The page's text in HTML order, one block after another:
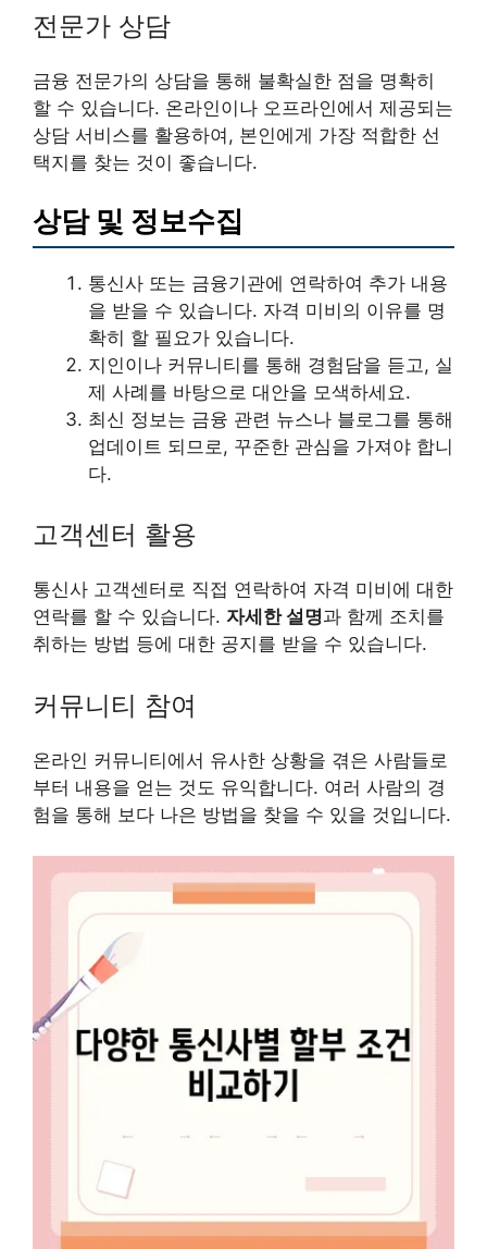
전문가 상담
금융 전문가의 상담을 통해 불확실한 점을 명확히
할 수 있습니다. 온라인이나 오프라인에서 제공되는
상담 서비스를 활용하여, 본인에게 가장 적합한 선
택지를 찾는 것이 좋습니다.
상담 및 정보수집
통신사 또는 금융기관에 연락하여 추가 내용
을 받을 수 있습니다. 자격 미비의 이유를 명
확히 할 필요가 있습니다.
지인이나 커뮤니티를 통해 경험담을 듣고, 실
제 사례를 바탕으로 대안을 모색하세요.
최신 정보는 금융 관련 뉴스나 블로그를 통해
업데이트 되므로, 꾸준한 관심을 가져야 합니
다.
고객센터 활용
통신사 고객센터로 직접 연락하여 자격 미비에 대한
연락를 할 수 있습니다. 자세한 설명과 함께 조치를
취하는 방법 등에 대한 공지를 받을 수 있습니다.
커뮤니티 참여
온라인 커뮤니티에서 유사한 상황을 겪은 사람들로
부터 내용을 얻는 것도 유익합니다. 여러 사람의 경
험을 통해 보다 나은 방법을 찾을 수 있을 것입니다.